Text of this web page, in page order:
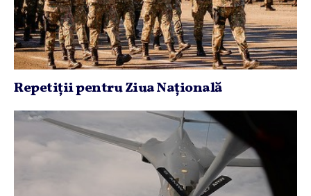
Repetiţii pentru Ziua Naţională